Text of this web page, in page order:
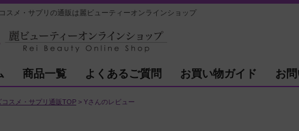
スメ・サプリの通販は麗ビューティーオンラインショップ
商品一覧 よくあるご質問 お買い物ガイド お
コスメ・サプリ通販TOP Yさんのレビュー